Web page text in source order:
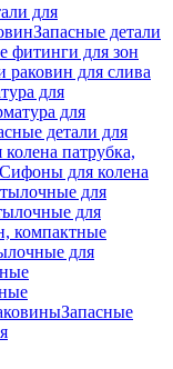
для
Запасные детали
фитинги для зон
для слива
для
для
детали для
патрубка,
для колена
для
для
компактные
для
Запасные